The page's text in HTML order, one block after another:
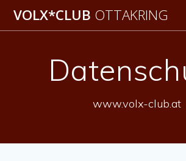
Inhalt
springen
VOLX*CLUB OTTAKRING
www.volx-club.at